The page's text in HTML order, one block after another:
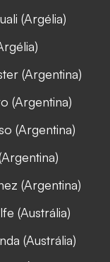
(Argélia)
(Argentina)
(Argentina)
(Argentina)
(Argentina)
(Austrália)
(Austrália)